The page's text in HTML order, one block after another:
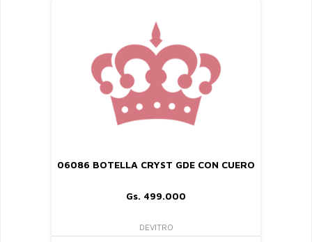
06086 BOTELLA CRYST GDE CON CUERO
Gs. 499.000
DEVITRO